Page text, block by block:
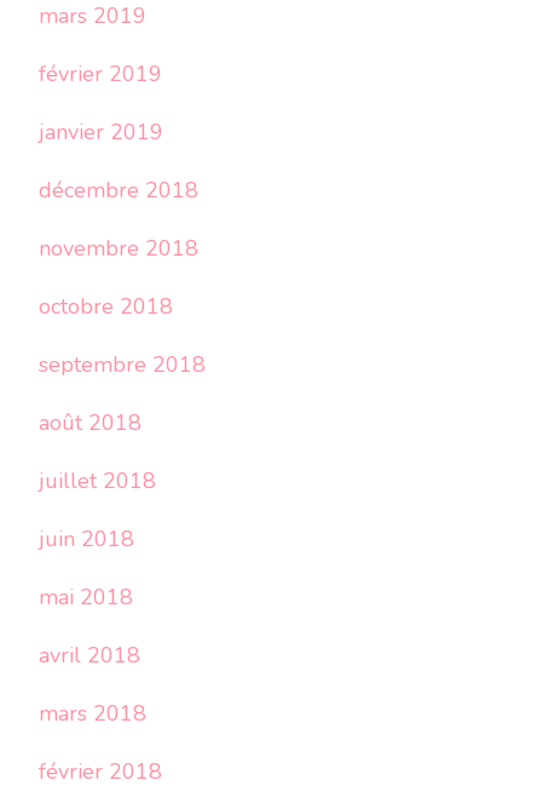
mars 2019
février 2019
janvier 2019
décembre 2018
novembre 2018
octobre 2018
septembre 2018
août 2018
juillet 2018
juin 2018
mai 2018
avril 2018
mars 2018
février 2018